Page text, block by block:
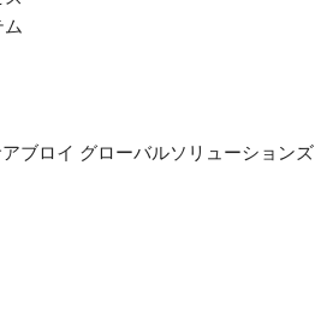
アブロイ グローバルソリューションズ